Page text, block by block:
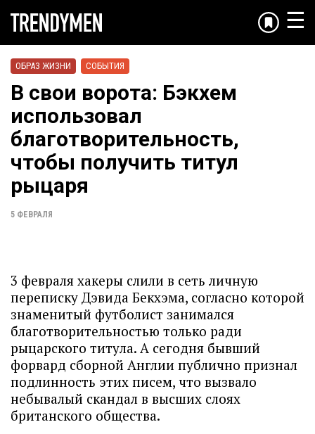
☰
ОБРАЗ ЖИЗНИ СОБЫТИЯ
В свои ворота: Бэкхем
использовал
благотворительность,
чтобы получить титул
рыцаря
5 ФЕВРАЛЯ
3 февраля хакеры слили в сеть личную
переписку Дэвида Бекхэма, согласно которой
знаменитый футболист занимался
благотворительностью только ради
рыцарского титула. А сегодня бывший
форвард сборной Англии публично признал
подлинность этих писем, что вызвало
небывалый скандал в высших слоях
британского общества.